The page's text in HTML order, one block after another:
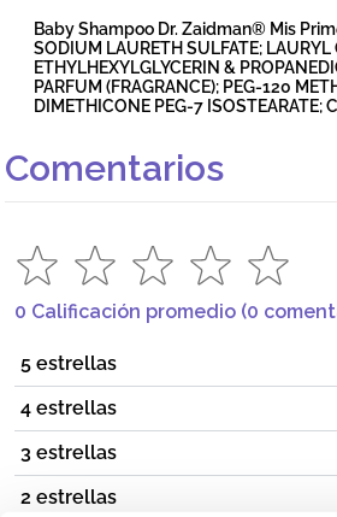
Baby Shampoo Dr. Zaidman® Mis
SODIUM LAURETH SULFATE;
ETHYLHEXYLGLYCERIN &
PARFUM (FRAGRANCE); PEG-120
DIMETHICONE PEG-7 ISOSTEARATE;
Comentarios
0 Calificación promedio (0
5 estrellas
4 estrellas
3 estrellas
2 estrellas